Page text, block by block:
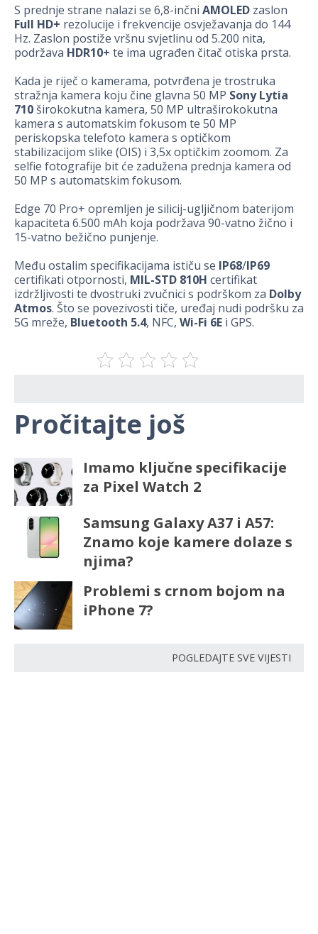
S prednje strane nalazi se 6,8-inčni AMOLED zaslon
Full HD+ rezolucije i frekvencije osvježavanja do 144
Hz. Zaslon postiže vršnu svjetlinu od 5.200 nita,
podržava HDR10+ te ima ugrađen čitač otiska prsta.
Kada je riječ o kamerama, potvrđena je trostruka
stražnja kamera koju čine glavna 50 MP Sony Lytia
710širokokutna kamera, 50 MP ultraširokokutna
kamera s automatskim fokusom te 50 MP
periskopska telefoto kamera s optičkom
stabilizacijom slike (OIS) i 3,5x optičkim zoomom. Za
selfie fotografije bit će zadužena prednja kamera od
50 MP s automatskim fokusom.
Edge 70 Pro+ opremljen je silicij-ugljičnom baterijom
kapaciteta 6.500 mAh koja podržava 90-vatno žično i
15-vatno bežično punjenje.
Među ostalim specifikacijama ističu se IP68/IP69
certifikati otpornosti, MIL-STD 810H certifikat
izdržljivosti te dvostruki zvučnici s podrškom za Dolby
Atmos. Što se povezivosti tiče, uređaj nudi podršku za
5G mreže, Bluetooth 5.4, NFC, Wi-Fi 6E i GPS.
Pročitajte još
Imamo ključne specifikacije
za Pixel Watch 2
Samsung Galaxy A37 i A57:
Znamo koje kamere dolaze s
njima?
Problemi s crnom bojom na
iPhone 7?
POGLEDAJTE SVE VIJESTI